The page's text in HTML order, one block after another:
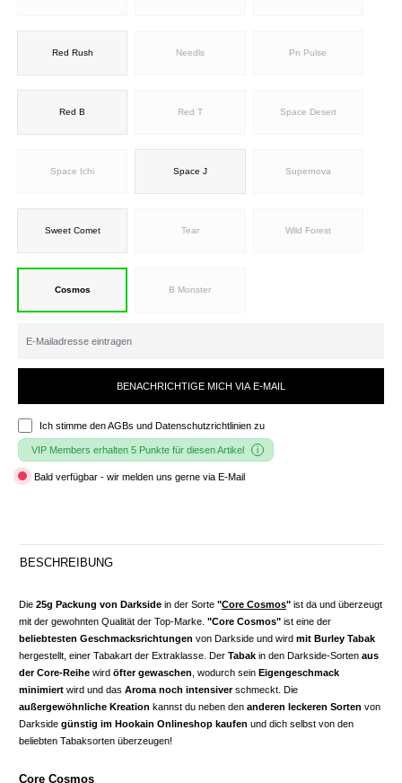
Red Rush Needls Pn Pulse
Red B Red T Space Desert
Space Ichi Space J Supernova
Sweet Comet Tear Wild Forest
Cosmos B Monster
BENACHRICHTIGE MICH VIA E-MAIL
Ich stimme denAGBs und Datenschutzrichtlinien zu
VIP Members erhalten 5 Punkte für diesen Artikel
Bald verfügbar - wir melden uns gerne via E-Mail
BESCHREIBUNG
Die 25g Packung von Darkside in der Sorte "Core Cosmos" ist da und überzeugt
mit der gewohnten Qualität der Top-Marke. "Core Cosmos" ist eine der
beliebtesten Geschmacksrichtungen von Darkside und wird mit Burley Tabak
hergestellt, einer Tabakart der Extraklasse. Der Tabak in den Darkside-Sorten aus
der Core-Reihe wird öfter gewaschen , wodurch sein Eigengeschmack
minimiert wird und das Aroma noch intensiverschmeckt. Die
außergewöhnliche Kreation kannst du neben den anderen leckeren Sorten von
Darkside günstig im Hookain Onlineshop kaufen und dich selbst von den
beliebten Tabaksorten überzeugen!
Core Cosmos